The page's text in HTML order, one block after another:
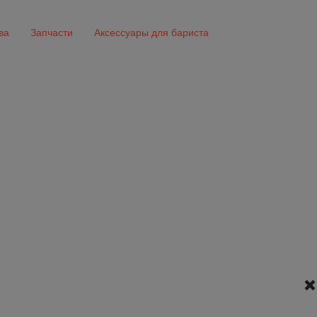
Запчасти Аксессуары для бариста